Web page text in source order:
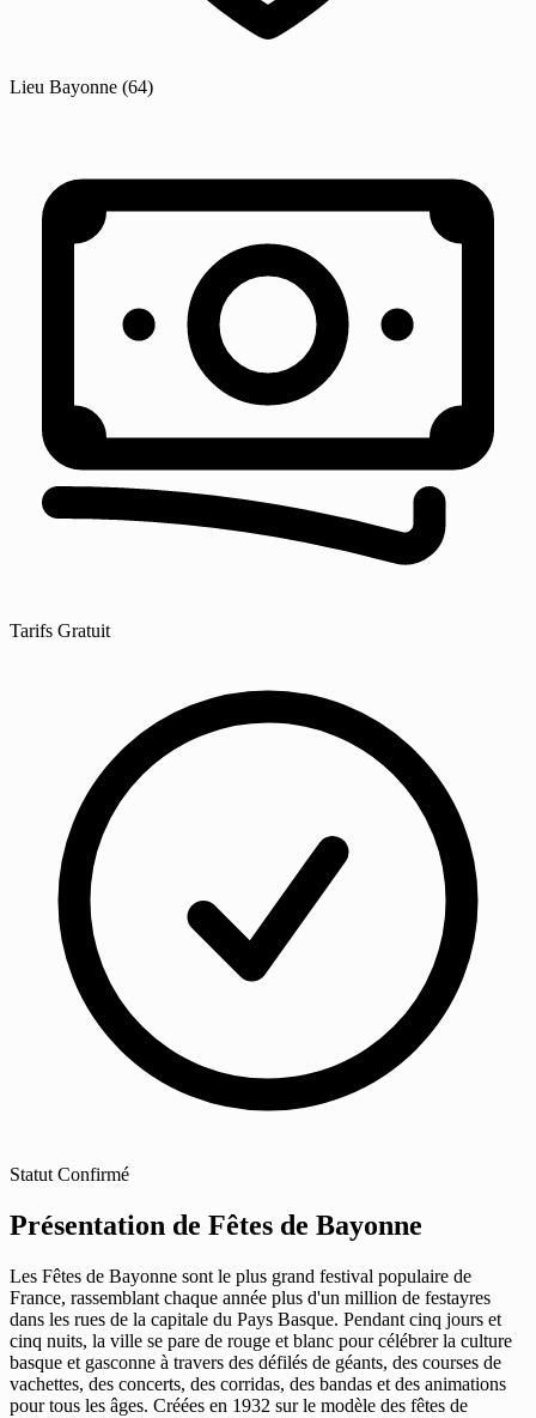
Lieu Bayonne (64)
Tarifs Gratuit
Statut Confirmé
Présentation de Fêtes de Bayonne
Les Fêtes de Bayonne sont le plus grand festival populaire de
France, rassemblant chaque année plus d'un million de festayres
dans les rues de la capitale du Pays Basque. Pendant cinq jours et
cinq nuits, la ville se pare de rouge et blanc pour célébrer la culture
basque et gasconne à travers des défilés de géants, des courses de
vachettes, des concerts, des corridas, des bandas et des animations
pour tous les âges. Créées en 1932 sur le modèle des fêtes de